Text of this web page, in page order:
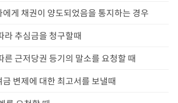
게 채권이 양도되었음을 통지하는 경우
라 추심금을 청구할때
른 근저당권 등기의 말소를 요청할 때
변제에 대한 최고서를 보낼때